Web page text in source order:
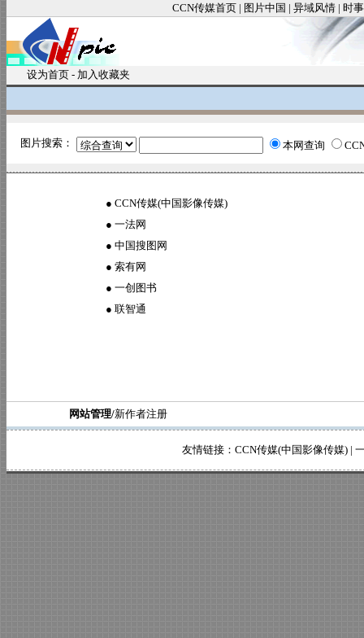
CCN传媒首页 | 图片中国 | 异域风情 | 时
设为首页 - 加入收藏夹
图片搜索： 本网查询
● CCN传媒(中国影像传媒)
● 一法网
● 中国搜图网
● 索有网
● 一创图书
● 联智通
网站管理/新作者注册
友情链接： CCN传媒(中国影像传媒) |